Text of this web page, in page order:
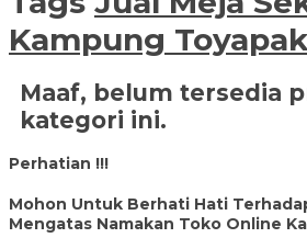
Kampung
Maaf, belum tersedia
kategori ini.
Perhatian !!!
Mohon Untuk Berhati Hati
Mengatas Namakan Toko Online